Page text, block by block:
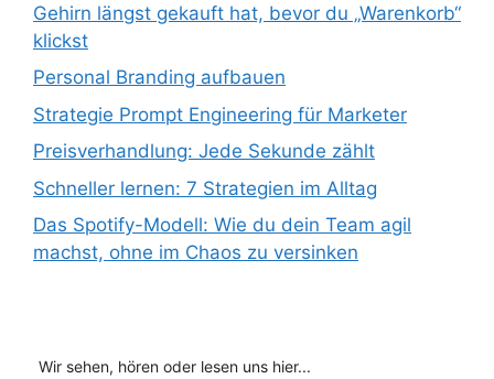
Gehirn längst gekauft hat, bevor du „Warenkorb“
klickst
Personal Branding aufbauen
Strategie Prompt Engineering für Marketer
Preisverhandlung: Jede Sekunde zählt
Schneller lernen: 7 Strategien im Alltag
Das Spotify-Modell: Wie du dein Team agil
machst, ohne im Chaos zu versinken
Wir sehen, hören oder lesen uns hier...